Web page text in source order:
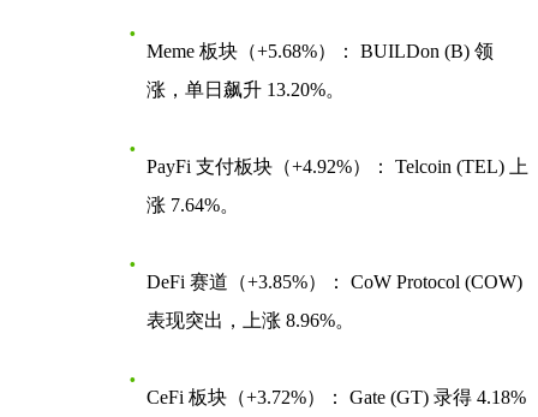
Meme 板块（+5.68%）：
BUILDon (B) 领
涨，单日飙升 13.20%。
PayFi 支付板块（+4.92%）：
Telcoin (TEL) 上
涨 7.64%。
DeFi 赛道（+3.85%）：
CoW Protocol (COW)
表现突出，上涨 8.96%。
CeFi 板块（+3.72%）：
Gate (GT) 录得 4.18%